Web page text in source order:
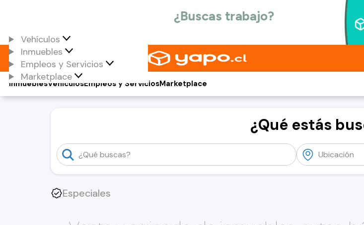
Vehículos
Inmuebles
Empleos y Servicios
Marketplace
Vehículos
Inmuebles Empleos y ServiciosMarketplace
¿Qué estás
Especiales